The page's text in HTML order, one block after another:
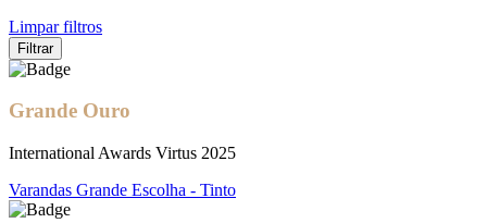
Limpar filtros
Filtrar
Grande Ouro
International Awards Virtus 2025
Varandas Grande Escolha - Tinto